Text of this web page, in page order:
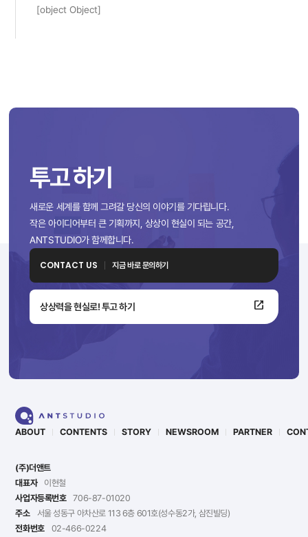
[object Object]
투고 하기
새로운 세계를 함께 그려갈 당신의 이야기를 기다립니다.
작은 아이디어부터 큰 기획까지, 상상이 현실이 되는 공간,
ANTSTUDIO가 함께합니다.
CONTACT US 지금 바로 문의하기
상상력을 현실로! 투고 하기
ABOUT CONTENTS STORY NEWSROOM PARTNER
(주)더앤트
대표자
이현철
사업자등록번호
706-87-01020
주소
서울 성동구 아차산로 113 6층 601호(성수동2가, 삼진빌딩)
전화번호
02-466-0224